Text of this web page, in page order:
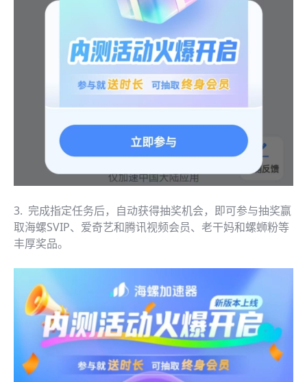
3. 完成指定任务后，自动获得抽奖机会，即可参与抽奖赢
取海螺SVIP、爱奇艺和腾讯视频会员、老干妈和螺蛳粉等
丰厚奖品。